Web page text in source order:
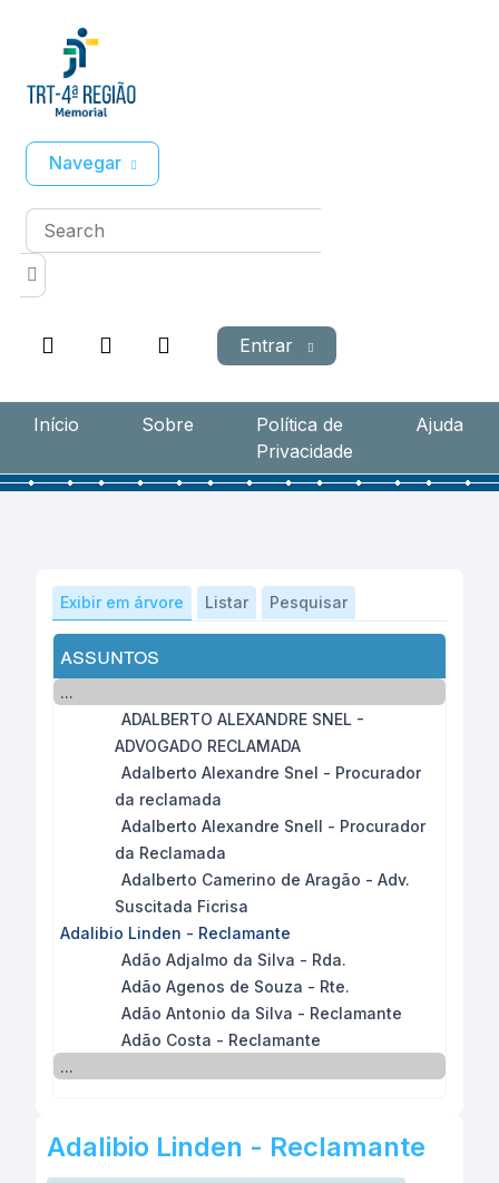
Navegar
Entrar
Início Sobre
Política de
Privacidade
Ajuda
Exibir em árvore Listar Pesquisar
assuntos
...
ADALBERTO ALEXANDRE SNEL -
ADVOGADO RECLAMADA
Adalberto Alexandre Snel - Procurador
da reclamada
Adalberto Alexandre Snell - Procurador
da Reclamada
Adalberto Camerino de Aragão - Adv.
Suscitada Ficrisa
Adalibio Linden - Reclamante
Adão Adjalmo da Silva - Rda.
Adão Agenos de Souza - Rte.
Adão Antonio da Silva - Reclamante
Adão Costa - Reclamante
...
Adalibio Linden - Reclamante